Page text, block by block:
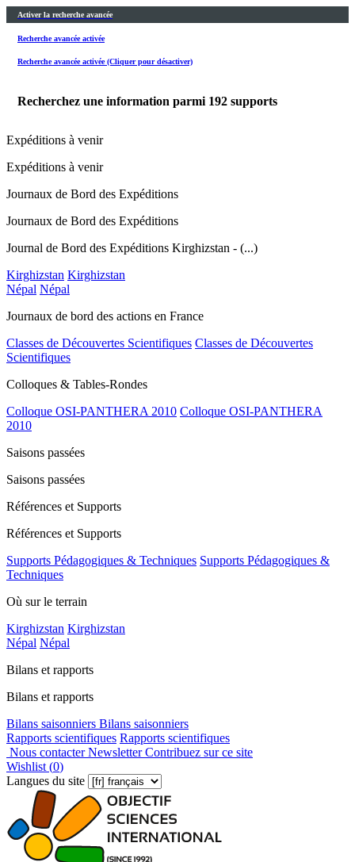
Activer la recherche avancée
Recherche avancée activée
Recherche avancée activée (Cliquer pour désactiver)
Recherchez une information parmi 192 supports
Expéditions à venir
Expéditions à venir
Journaux de Bord des Expéditions
Journaux de Bord des Expéditions
Journal de Bord des Expéditions Kirghizstan - (...)
Kirghizstan Kirghizstan
Népal Népal
Journaux de bord des actions en France
Classes de Découvertes Scientifiques Classes de Découvertes
Scientifiques
Colloques & Tables-Rondes
Colloque OSI-PANTHERA 2010 Colloque OSI-PANTHERA
2010
Saisons passées
Saisons passées
Références et Supports
Références et Supports
Supports Pédagogiques & Techniques Supports Pédagogiques &
Techniques
Où sur le terrain
Kirghizstan Kirghizstan
Népal Népal
Bilans et rapports
Bilans et rapports
Bilans saisonniers Bilans saisonniers
Rapports scientifiques Rapports scientifiques
Nous contacterNewsletterContribuez sur ce site
Wishlist (0)
Langues du site